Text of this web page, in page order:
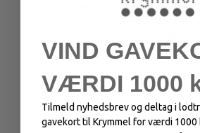
VIND
VÆRDI 1000
Tilmeld nyhedsbrev og deltag i
gavekort til Krymmel for værdi 1000